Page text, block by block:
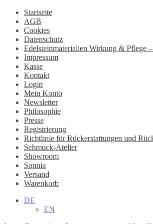
Startseite
AGB
Cookies
Datenschutz
Edelsteinmaterialien Wirkung & Pflege
Impressum
Kasse
Kontakt
Login
Mein Konto
Newsletter
Philosophie
Presse
Registrierung
Richtlinie für Rückerstattungen und
Schmuck-Atelier
Showroom
Sonnia
Versand
Warenkorb
DE
EN